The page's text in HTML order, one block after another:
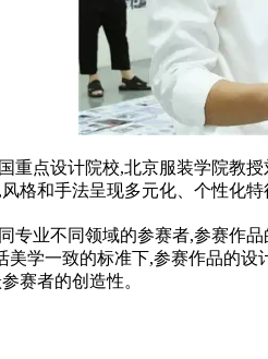
重点设计院校,北京服装学院教
格和手法呈现多元化、个性化
专业不同领域的参赛者,参赛作
学一致的标准下,参赛作品的
赛者的创造性。